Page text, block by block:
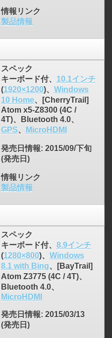
情報リンク
製品情報
スペック
キーボード付、 10.1インチ
(1920×1200)、 Windows
10 Home、[CherryTrail]
Atom x5-Z8300 (4C /
4T)、Bluetooth 4.0、
GPS、 MicroHDMI
発売日情報: 2015/09/下旬
(発売日)
情報リンク
製品情報
スペック
キーボード付、 8.9インチ
(1280×800)、 Windows
8.1 with Bing、[BayTrail]
Atom Z3775 (4C / 4T)、
Bluetooth 4.0、
MicroHDMI
発売日情報: 2015/03/13
(発売日)